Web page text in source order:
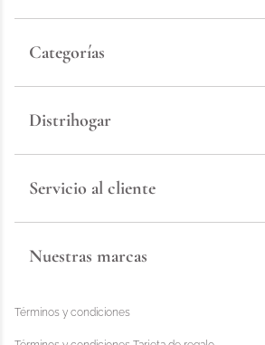
Categorías
Distrihogar
Servicio al cliente
Nuestras marcas
Términos y condiciones